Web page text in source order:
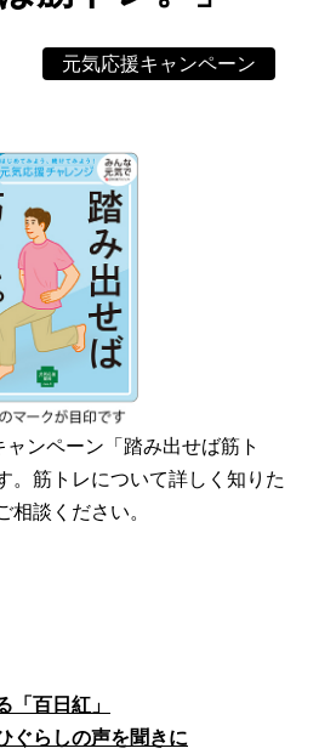
元気応援キャンペーン
ンペーン「踏み出せば筋ト
。筋トレについて詳しく知りた
相談ください。
「百日紅」
らしの声を聞きに